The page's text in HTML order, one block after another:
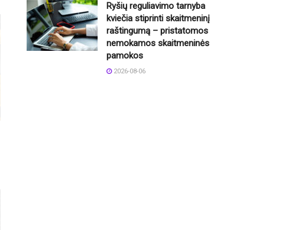
Ryšių reguliavimo tarnyba
kviečia stiprinti skaitmeninį
raštingumą – pristatomos
nemokamos skaitmeninės
pamokos
2026-08-06